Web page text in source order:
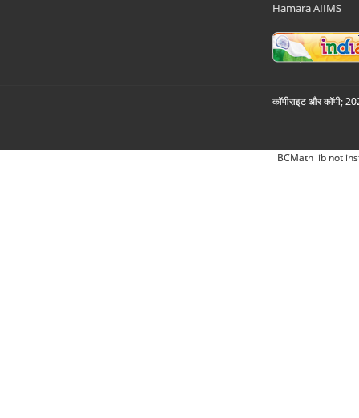
Hamara AIIMS
कॉपीराइट और कॉपी;
BCMath lib not